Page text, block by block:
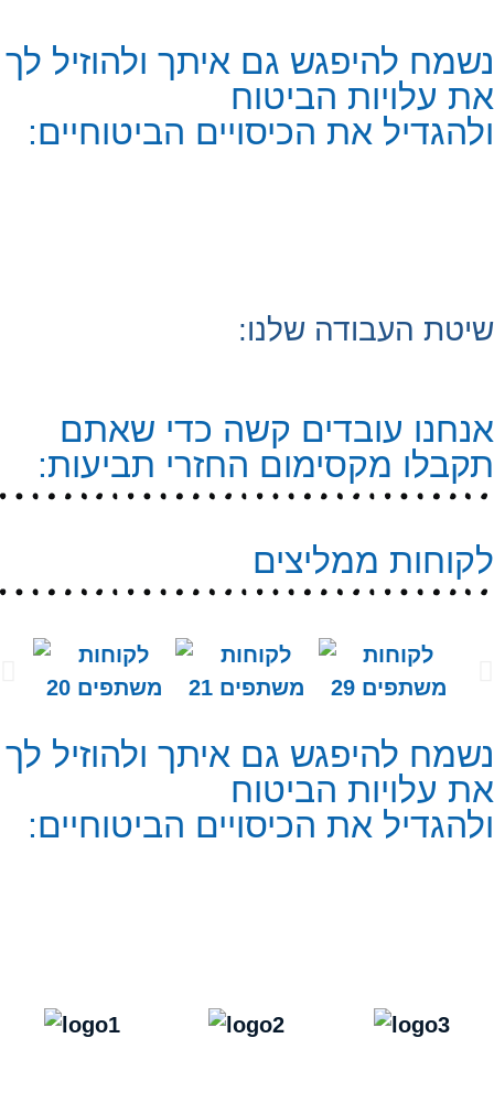
נשמח להיפגש גם איתך ולהוזיל לך
את עלויות הביטוח
ולהגדיל את הכיסויים הביטוחיים:
שיטת העבודה שלנו:
אנחנו עובדים קשה כדי שאתם
תקבלו מקסימום החזרי תביעות:
לקוחות ממליצים
נשמח להיפגש גם איתך ולהוזיל לך
את עלויות הביטוח
ולהגדיל את הכיסויים הביטוחיים: